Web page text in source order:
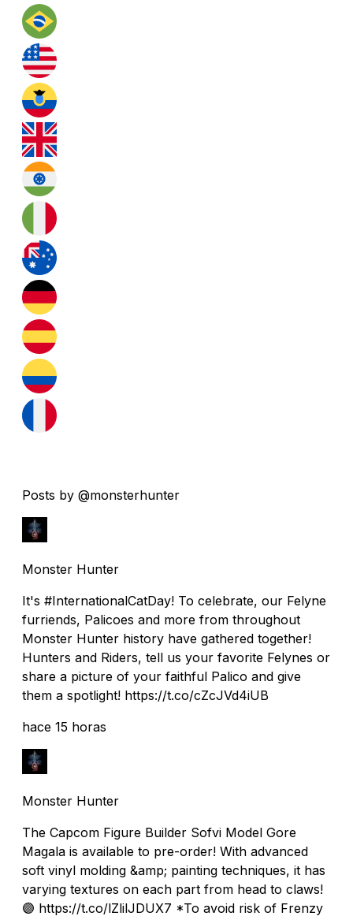
Posts by @monsterhunter
Monster Hunter
It's #InternationalCatDay! To celebrate, our Felyne
furriends, Palicoes and more from throughout
Monster Hunter history have gathered together!
Hunters and Riders, tell us your favorite Felynes or
share a picture of your faithful Palico and give
them a spotlight! https://t.co/cZcJVd4iUB
hace 15 horas
Monster Hunter
The Capcom Figure Builder Sofvi Model Gore
Magala is available to pre-order! With advanced
soft vinyl molding &amp; painting techniques, it has
varying textures on each part from head to claws!
🟣 https://t.co/lZlilJDUX7 *To avoid risk of Frenzy